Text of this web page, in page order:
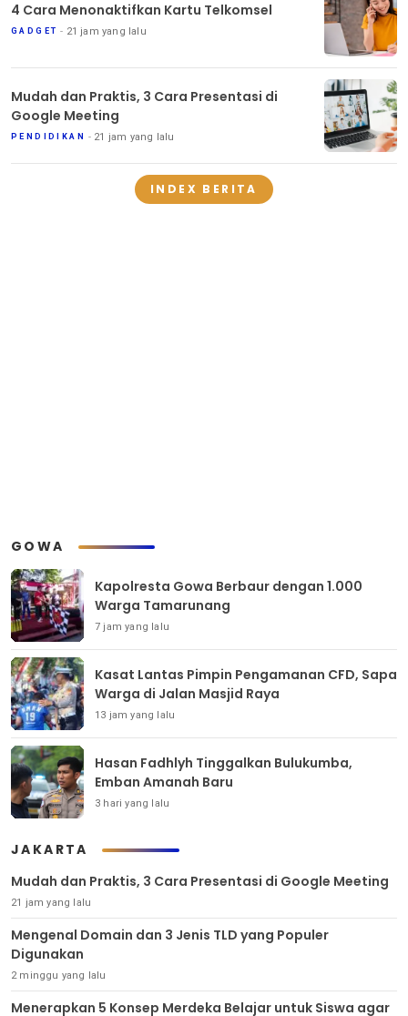
4 Cara Menonaktifkan Kartu Telkomsel
GADGET 21 jam yang lalu
Mudah dan Praktis, 3 Cara Presentasi di
Google Meeting
PENDIDIKAN 21 jam yang lalu
INDEX BERITA
GOWA
Kapolresta Gowa Berbaur dengan 1.000
Warga Tamarunang
7 jam yang lalu
Kasat Lantas Pimpin Pengamanan CFD, Sapa
Warga di Jalan Masjid Raya
13 jam yang lalu
Hasan Fadhlyh Tinggalkan Bulukumba,
Emban Amanah Baru
3 hari yang lalu
JAKARTA
Mudah dan Praktis, 3 Cara Presentasi di Google Meeting
21 jam yang lalu
Mengenal Domain dan 3 Jenis TLD yang Populer
Digunakan
2 minggu yang lalu
Menerapkan 5 Konsep Merdeka Belajar untuk Siswa agar